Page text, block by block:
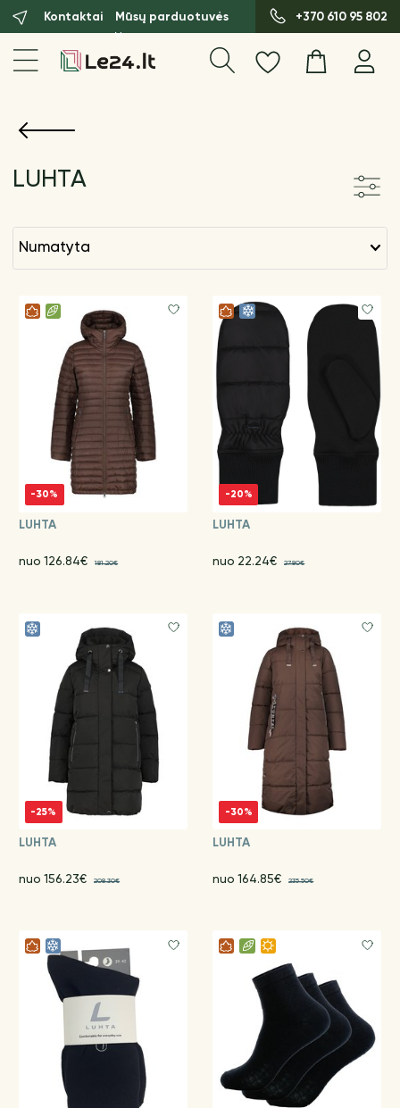
Kontaktai Mūsų parduotuvės +370 610 95 802
LUHTA
numatyta
-30%
LUHTA
nuo 126.84€ 181.20€
-20%
LUHTA
nuo 22.24€ 27.80€
-25%
LUHTA
nuo 156.23€ 208.30€
-30%
LUHTA
nuo 164.85€ 235.50€